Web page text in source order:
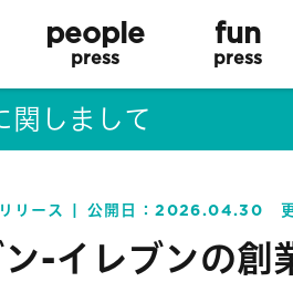
people
press
fun
press
関しまして
リース 公開日：2026.04.30
-イレブンの創